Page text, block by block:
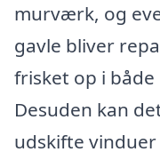
murværk, og
gavle bliver
frisket op i
Desuden kan
udskifte